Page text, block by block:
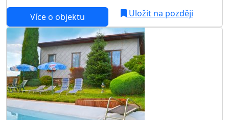
Více o objektu
Uložit na později